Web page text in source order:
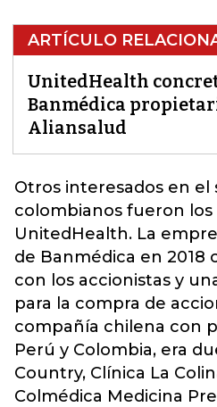
ARTÍCULO
UnitedHealth
Banmédica
Aliansalud
Otros interesados en el
colombianos fueron
UnitedHealth. La
de Banmédica en 2018
con los accionistas y
para la compra de
compañía chilena con
Perú y Colombia, era
Country, Clínica La
Colmédica Medicina